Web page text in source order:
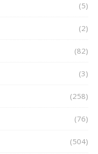
(5)
(2)
(82)
(3)
(258)
(76)
(504)